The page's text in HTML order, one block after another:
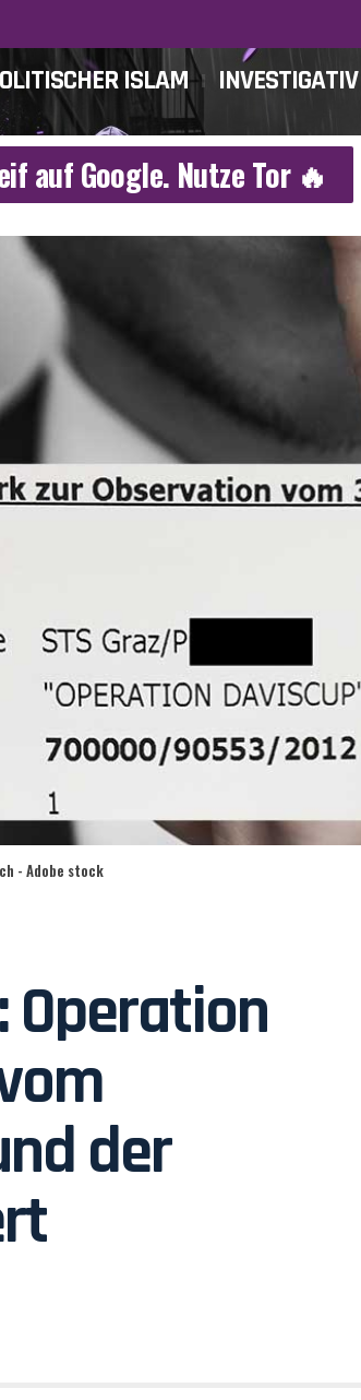
ISLAM INVESTIGATIV
auf Google. Nutze Tor 🔥
- Adobe stock
Operation
der